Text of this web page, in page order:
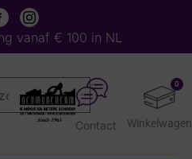
vanaf € 100 in NL
0
Contact